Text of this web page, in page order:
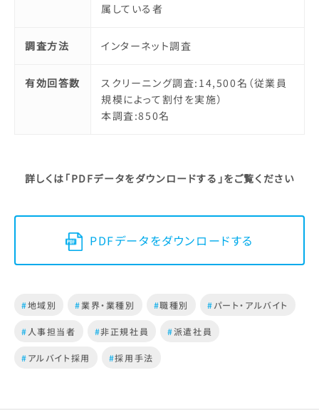
属している者
調査方法 インターネット調査
有効回答数
スクリーニング調査:14,500名（従業員
規模によって割付を実施）
本調査:850名
詳しくは「PDFデータをダウンロードする」をご覧ください
PDFデータをダウンロードする
#地域別 #業界・業種別 #職種別 #パート・アルバイト
# 人事担当者 #非正規社員 #派遣社員
#アルバイト採用 #採用手法